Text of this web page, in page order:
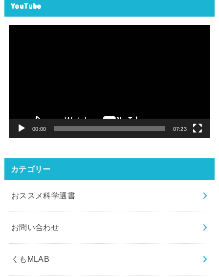
YouTube
00:00 07:23
カテゴリー
おススメ科学選書
お問い合わせ
くもMLAB